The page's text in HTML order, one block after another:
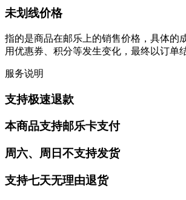
未划线价格
指的是商品在邮乐上的销售价格，具体的
用优惠券、积分等发生变化，最终以订单
服务说明
支持极速退款
本商品支持邮乐卡支付
周六、周日不支持发货
支持七天无理由退货